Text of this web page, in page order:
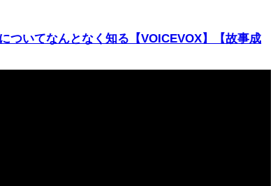
ついてなんとなく知る【VOICEVOX】【故事成